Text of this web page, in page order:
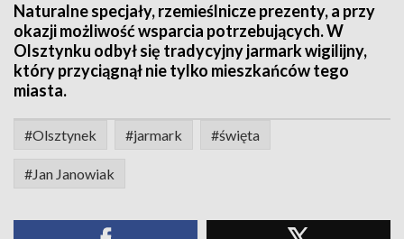
Naturalne specjały, rzemieślnicze prezenty, a przy
okazji możliwość wsparcia potrzebujących. W
Olsztynku odbył się tradycyjny jarmark wigilijny,
który przyciągnął nie tylko mieszkańców tego
miasta.
#Olsztynek #jarmark #święta
#Jan Janowiak